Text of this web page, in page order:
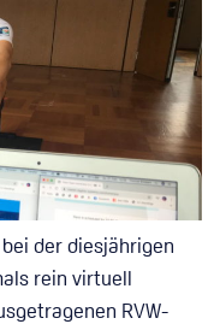
der diesjährigen
rein virtuell
RVW-